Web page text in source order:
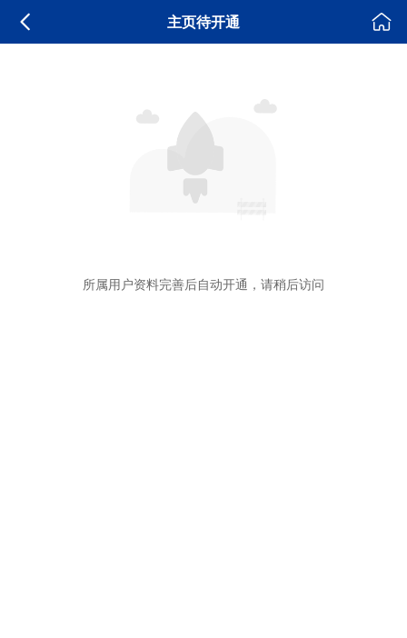
主页待开通
所属用户资料完善后自动开通，请稍后访问